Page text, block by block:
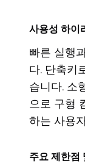
사용성 하이
빠른 실행
다. 단축키
습니다. 소
으로 구형
하는 사용
주요 제한점